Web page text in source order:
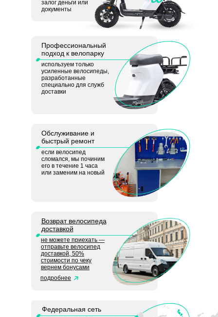
используем только
усиленные велосипеды,
разработанные
специально для служб
доставки
Профессиональный
подход к велопарку
Обслуживание и
быстрый ремонт
если велосипед
сломался, мы починим
его в течение 1 часа
или заменим на новый
залог деньги или
документы
Возврат велосипеда
доставкой
не можете приехать —
отправьте велосипед
доставкой, 50%
стоимости по чеку
вернем бонусами
подробнее
Федеральная сеть